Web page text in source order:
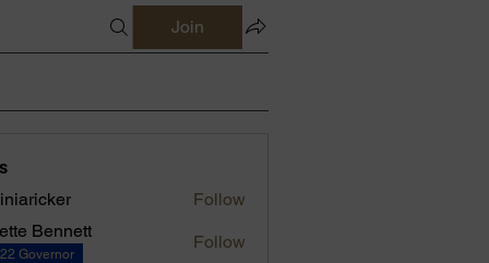
Join
Follow
Bennett
Governor
Follow